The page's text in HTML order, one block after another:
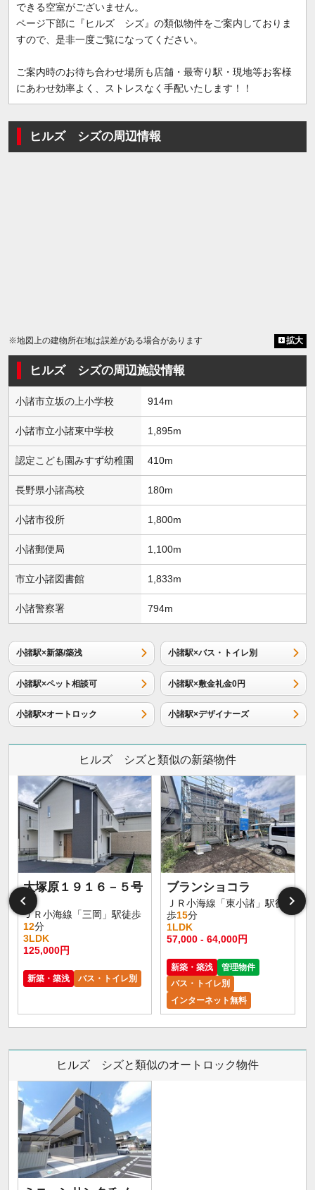
できる空室がございません。
ページ下部に『ヒルズ シズ』の類似物件をご案内しておりま
すので、是非一度ご覧になってください。
ご案内時のお待ち合わせ場所も店舗・最寄り駅・現地等お客様
にあわせ効率よく、ストレスなく手配いたします！！
ヒルズ シズの周辺情報
※地図上の建物所在地は誤差がある場合があります 拡大
ヒルズ シズの周辺施設情報
小諸市立坂の上小学校 914m
小諸市立小諸東中学校 1,895m
認定こども園みすず幼稚園 410m
長野県小諸高校 180m
小諸市役所 1,800m
小諸郵便局 1,100m
市立小諸図書館 1,833m
小諸警察署 794m
小諸駅×新築/築浅 小諸駅×バス・トイレ別
小諸駅×ペット相談可 小諸駅×敷金礼金0円
小諸駅×オートロック 小諸駅×デザイナーズ
ヒルズ シズと類似の新築物件
大塚原１９１６－５号
棟
ＪＲ小海線「三岡」駅徒歩
12分
3LDK
125,000円
新築・築浅 バス・トイレ別
ブランショコラ
ＪＲ小海線「東小諸」駅徒
歩15分
1LDK
57,000 - 64,000円
新築・築浅
管理物件
バス・トイレ別
インターネット無料
ヒルズ シズと類似のオートロック物件